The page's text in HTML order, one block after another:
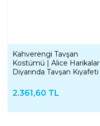
Kahverengi Tavşan
Kostümü | Alice Harikalar
Diyarında Tavşan Kıyafeti
2.361,60 TL